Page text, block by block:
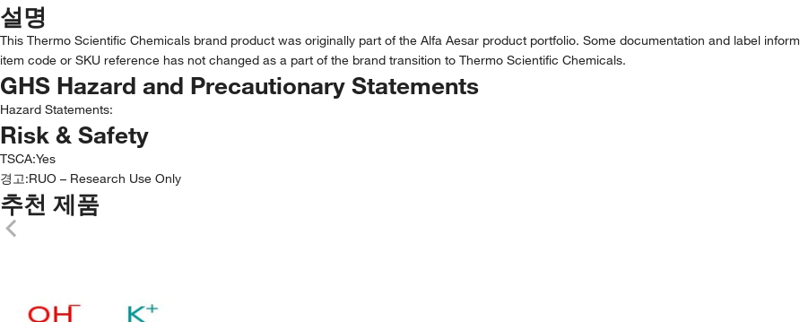
설명
This Thermo Scientific Chemicals brand product was originally part of the Alfa Aesar product portfolio. Some documentation and label
item code or SKU reference has not changed as a part of the brand transition to Thermo Scientific Chemicals.
GHS Hazard and Precautionary Statements
Hazard Statements:
Risk & Safety
TSCA:Yes
경고:RUO – Research Use Only
추천 제품